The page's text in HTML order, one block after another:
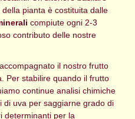
pianta è costituita dalle
compiute ogni 2-3
contributo delle nostre
il nostro frutto
Per stabilire quando il frutto
continue analisi chimiche
di uva per saggiarne grado di
determinanti per la